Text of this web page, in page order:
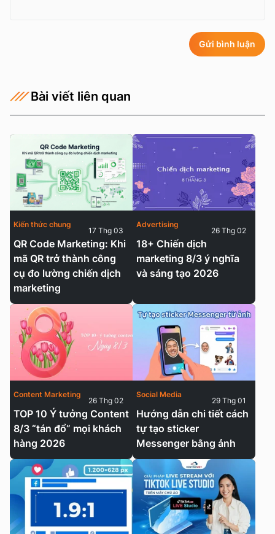
Gửi bình luận
Bài viết liên quan
QR Code Marketing: Khi
mã QR trở thành công
cụ đo lường chiến dịch
marketing
Kiến thức chung
17 Thg 03
18+ Chiến dịch
marketing 8/3 ý nghĩa
và sáng tạo 2026
Advertising
26 Thg 02
TOP 10 Ý tưởng Content
8/3 “tán đổ” mọi khách
hàng 2026
Content Marketing
26 Thg 02
Hướng dẫn chi tiết cách
tự tạo sticker
Messenger bằng ảnh
Social Media
29 Thg 01